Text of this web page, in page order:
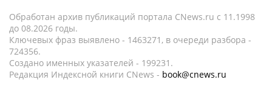
Обработан архив публикаций портала CNews.ru c 11.1998
до 08.2026 годы.
Ключевых фраз выявлено - 1463271, в очереди разбора -
724356.
Создано именных указателей - 199231.
Редакция Индексной книги CNews - book@cnews.ru